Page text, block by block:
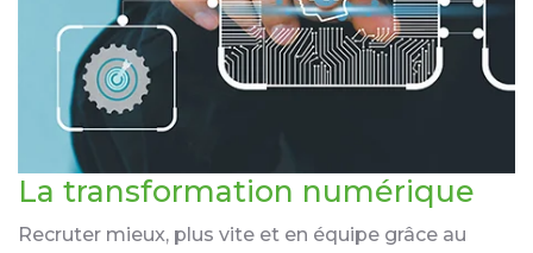
La transformation numérique
Recruter mieux, plus vite et en équipe grâce au